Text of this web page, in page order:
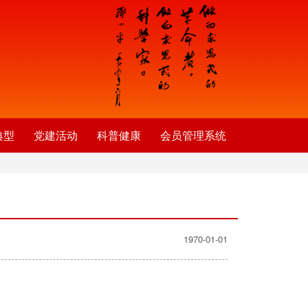
型 党建活动 科普健康 会员管理系统
1970-01-01